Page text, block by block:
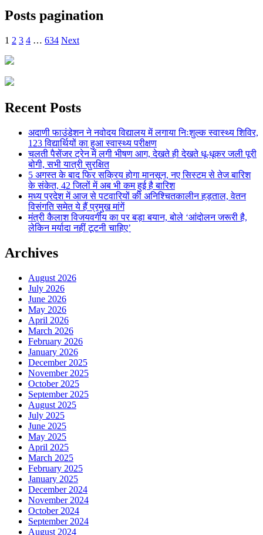
Posts pagination
1 2 3 4 … 634 Next
Recent Posts
अदाणी फाउंडेशन ने नवोदय विद्यालय में लगाया निःशुल्क स्वास्थ्य शिविर,
123 विद्यार्थियों का हुआ स्वास्थ्य परीक्षण
चलती पैसेंजर ट्रेन में लगी भीषण आग, देखते ही देखते धू-धूकर जली पूरी
बोगी, सभी यात्री सुरक्षित
5 अगस्त के बाद फिर सक्रिय होगा मानसून, नए सिस्टम से तेज बारिश
के संकेत, 42 जिलों में अब भी कम हुई है बारिश
मध्य प्रदेश में आज से पटवारियों की अनिश्चितकालीन हड़ताल, वेतन
विसंगति समेत ये हैं प्रमुख मांगें
मंत्री कैलाश विजयवर्गीय का पर बड़ा बयान, बोले ‘आंदोलन जरूरी है,
लेकिन मर्यादा नहीं टूटनी चाहिए’
Archives
August 2026
July 2026
June 2026
May 2026
April 2026
March 2026
February 2026
January 2026
December 2025
November 2025
October 2025
September 2025
August 2025
July 2025
June 2025
May 2025
April 2025
March 2025
February 2025
January 2025
December 2024
November 2024
October 2024
September 2024
August 2024